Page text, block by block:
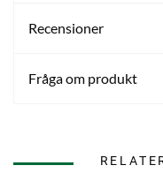
Recensioner
Fråga om produkt